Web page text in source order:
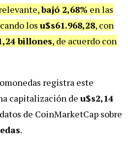
bajó 2,68% en las
los u$s61.968,28, con
billones, de acuerdo con
registra este
capitalización de u$s2,14
de CoinMarketCap sobre
.